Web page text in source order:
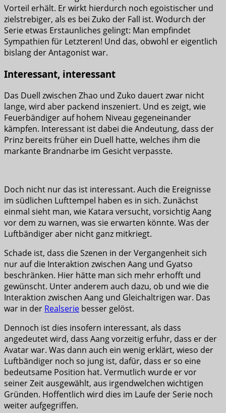
Vorteil erhält. Er wirkt hierdurch noch egoistischer und
zielstrebiger, als es bei Zuko der Fall ist. Wodurch der
Serie etwas Erstaunliches gelingt: Man empfindet
Sympathien für Letzteren! Und das, obwohl er eigentlich
bislang der Antagonist war.
Interessant, interessant
Das Duell zwischen Zhao und Zuko dauert zwar nicht
lange, wird aber packend inszeniert. Und es zeigt, wie
Feuerbändiger auf hohem Niveau gegeneinander
kämpfen. Interessant ist dabei die Andeutung, dass der
Prinz bereits früher ein Duell hatte, welches ihm die
markante Brandnarbe im Gesicht verpasste.
Doch nicht nur das ist interessant. Auch die Ereignisse
im südlichen Lufttempel haben es in sich. Zunächst
einmal sieht man, wie Katara versucht, vorsichtig Aang
vor dem zu warnen, was sie erwarten könnte. Was der
Luftbändiger aber nicht ganz mitkriegt.
Schade ist, dass die Szenen in der Vergangenheit sich
nur auf die Interaktion zwischen Aang und Gyatso
beschränken. Hier hätte man sich mehr erhofft und
gewünscht. Unter anderem auch dazu, ob und wie die
Interaktion zwischen Aang und Gleichaltrigen war. Das
war in der Realserie besser gelöst.
Dennoch ist dies insofern interessant, als dass
angedeutet wird, dass Aang vorzeitig erfuhr, dass er der
Avatar war. Was dann auch ein wenig erklärt, wieso der
Luftbändiger noch so jung ist, dafür, dass er so eine
bedeutsame Position hat. Vermutlich wurde er vor
seiner Zeit ausgewählt, aus irgendwelchen wichtigen
Gründen. Hoffentlich wird dies im Laufe der Serie noch
weiter aufgegriffen.